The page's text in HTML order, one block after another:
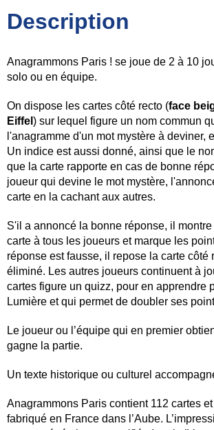
Description
Anagrammons Paris ! se joue de 2 à 10
solo ou en équipe.
On dispose les cartes côté recto (face
Eiffel ) sur lequel figure un nom commun
l'anagramme d'un mot mystère à deviner,
Un indice est aussi donné, ainsi que le
que la carte rapporte en cas de bonne
joueur qui devine le mot mystère,
carte en la cachant aux autres.
S'il a annoncé la bonne réponse, il
carte à tous les joueurs et marque les
réponse est fausse, il repose la carte côté
éliminé. Les autres joueurs continuent à
cartes figure un quizz, pour en apprendre
Lumière et qui permet de doubler ses
Le joueur ou l’équipe qui en premier
gagne la partie.
Un texte historique ou culturel
Anagrammons Paris contient 112 cartes
fabriqué en France dans l’Aube.